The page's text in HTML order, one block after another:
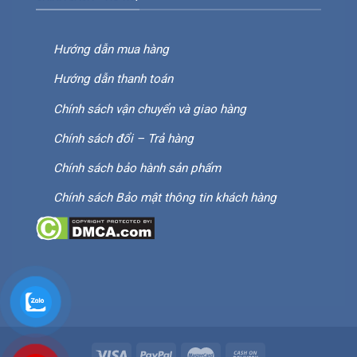
Hướng dẫn mua hàng
Hướng dẫn thanh toán
Chính sách vận chuyển và giao hàng
Chính sách đổi – Trả hàng
Chính sách bảo hành sản phẩm
Chính sách Bảo mật thông tin khách hàng